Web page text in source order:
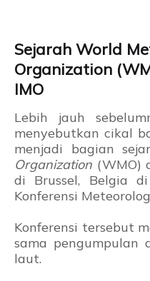
Sejarah World
Organization
IMO
Lebih jauh
menyebutkan cikal
menjadi bagian
Organization (WMO)
di Brussel, Belgia
Konferensi
Konferensi tersebut
sama pengumpulan
laut.